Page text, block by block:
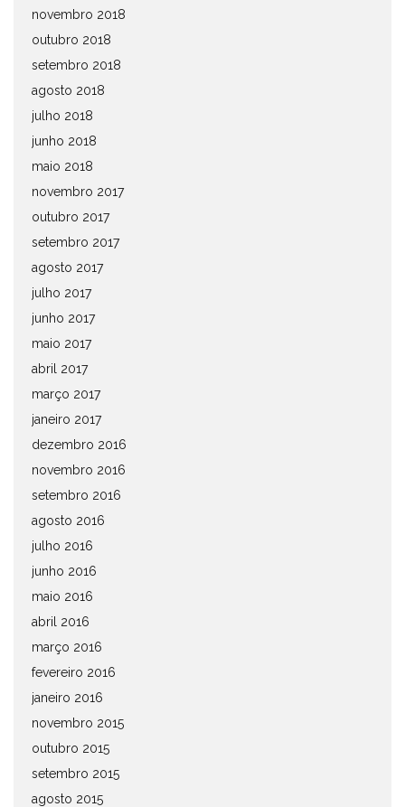
novembro 2018
outubro 2018
setembro 2018
agosto 2018
julho 2018
junho 2018
maio 2018
novembro 2017
outubro 2017
setembro 2017
agosto 2017
julho 2017
junho 2017
maio 2017
abril 2017
março 2017
janeiro 2017
dezembro 2016
novembro 2016
setembro 2016
agosto 2016
julho 2016
junho 2016
maio 2016
abril 2016
março 2016
fevereiro 2016
janeiro 2016
novembro 2015
outubro 2015
setembro 2015
agosto 2015